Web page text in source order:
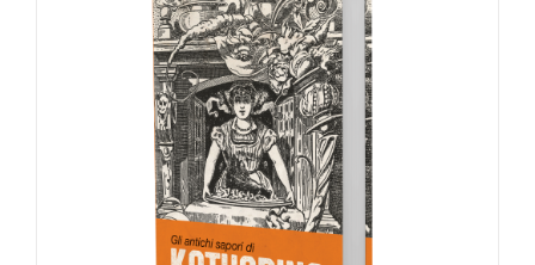
AGGIUNGI AL CARRELLO / DETTAGLI